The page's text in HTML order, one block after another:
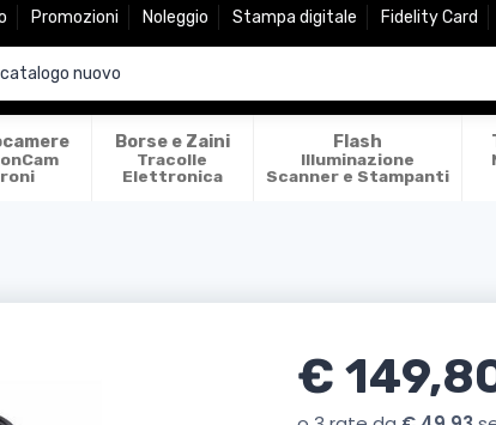
Promozioni Noleggio Stampa digitale Fidelity Card
Borse e Zaini
Tracolle
Elettronica
Flash
Illuminazione
Scanner e Stampanti
€